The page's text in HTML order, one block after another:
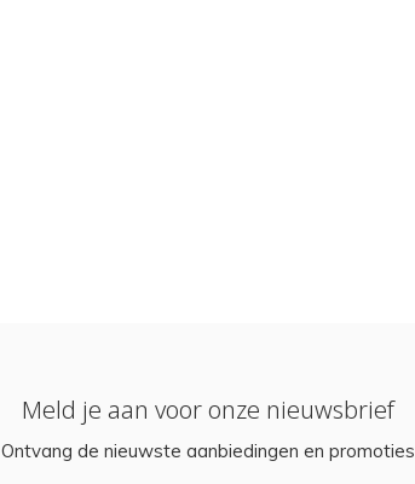
Meld je aan voor onze nieuwsbrief
Ontvang de nieuwste aanbiedingen en promoties